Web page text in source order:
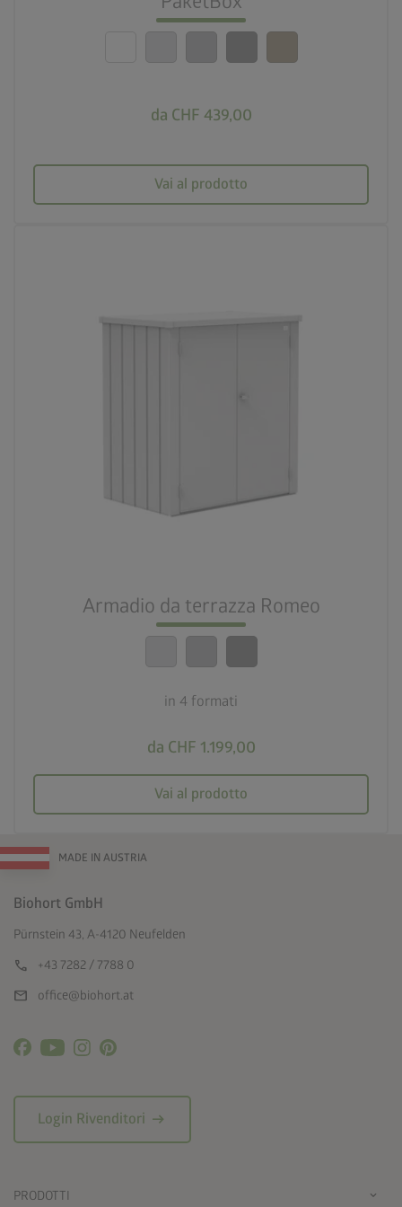
da CHF 439,00
Vai al prodotto
calendar_month
20 anni di garanzia
Armadio da terrazza Romeo
in 4 formati
da CHF 1.199,00
Vai al prodotto
4 formati
calendar_month
20 anni di garanzia
MADE IN AUSTRIA
Biohort GmbH
Pürnstein 43, A-4120 Neufelden
call +43 7282 / 7788 0
mail office@biohort.at
Login Rivenditori arrow_right_alt
PRODOTTI